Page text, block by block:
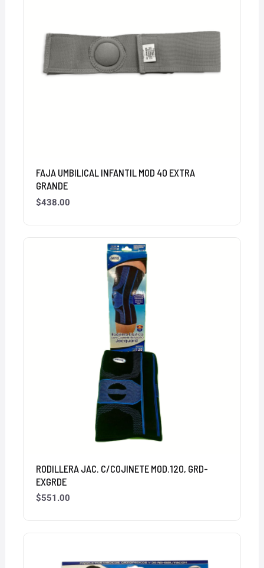
FAJA UMBILICAL INFANTIL MOD 40 EXTRA
GRANDE
$438.00
RODILLERA JAC. C/COJINETE MOD.120, GRD-
EXGRDE
$551.00